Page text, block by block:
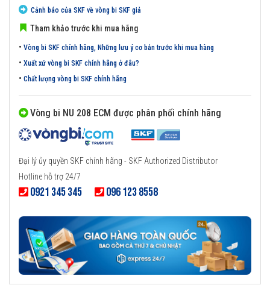
Cảnh báo của SKF về vòng bi SKF giả
Tham khảo trước khi mua hãng
• Vòng bi SKF chính hãng, Những lưu ý cơ bản trước khi mua hàng
• Xuất xứ vòng bi SKF chính hãng ở đâu?
• Chất lượng vòng bi SKF chính hãng
Vòng bi NU 208 ECM được phân phối chính hãng
Đại lý ủy quyền SKF chính hãng - SKF Authorized Distributor
Hotline hỗ trợ 24/7
0921 345 345 096 123 8558